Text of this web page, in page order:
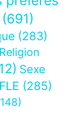
(691)
(283)
Religion
Sexe
(285)